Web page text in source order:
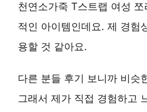
천연소가죽 T스트랩 여성
적인 아이템인데요. 제 경험
용할 것 같아요.
다른 분들 후기 보니까 비슷
그래서 제가 직접 경험하고